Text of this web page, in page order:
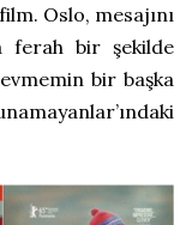
Oslo, mesajını
ferah bir şekilde
bir başka